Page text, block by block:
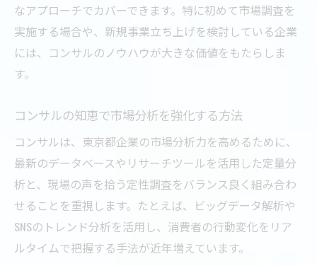
なアプローチでカバーできます。特に初めて市場調査を
実施する場合や、新規事業立ち上げを検討している企業
には、コンサルのノウハウが大きな価値をもたらしま
す。
コンサルの知恵で市場分析を強化する方法
コンサルは、東京都企業の市場分析力を高めるために、
最新のデータベースやリサーチツールを活用した定量分
析と、現場の声を拾う定性調査をバランス良く組み合わ
せることを重視します。たとえば、ビッグデータ解析や
SNSのトレンド分析を活用し、消費者の行動変化をリア
ルタイムで把握する手法が近年増えています。